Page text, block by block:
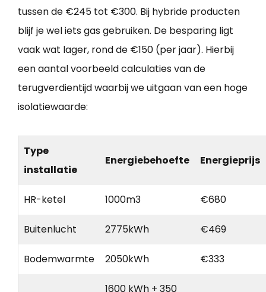
tussen de €245 tot €300. Bij hybride producten
blijf je wel iets gas gebruiken. De besparing ligt
vaak wat lager, rond de €150 (per jaar). Hierbij
een aantal voorbeeld calculaties van de
terugverdientijd waarbij we uitgaan van een hoge
isolatiewaarde:
Type
installatie
Energiebehoefte Energieprijs
HR-ketel 1000m3 €680
Buitenlucht 2775kWh €469
Bodemwarmte 2050kWh €333
1600 kWh + 350